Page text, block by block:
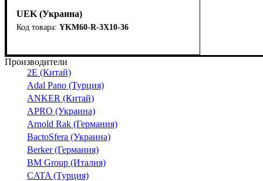
UEK (Украина)
YKM60-R-3X10-36
Производители
2E (Китай)
Adal Pano (Турция)
ANKER (Китай)
APRO (Украина)
Arnold Rak (Германия)
BactoSfera (Украина)
Berker (Германия)
BM Group (Италия)
CATA (Турция)